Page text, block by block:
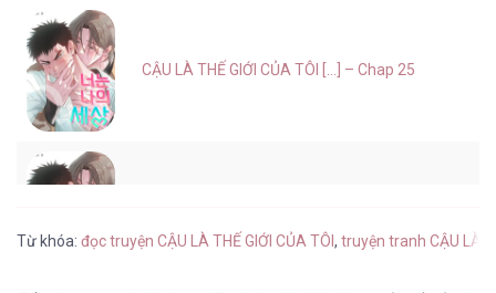
CẬU LÀ THẾ GIỚI CỦA TÔI [...] – Chap 25
Từ khóa: đọc truyện CẬU LÀ THẾ GIỚI CỦA TÔI , truyện tranh CẬU LÀ